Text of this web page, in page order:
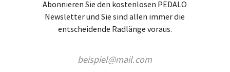
Abonnieren Sie den kostenlosen PEDALO
Newsletter und Sie sind allen immer die
entscheidende Radlänge voraus.